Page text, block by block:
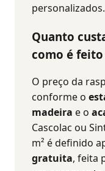
personalizados.
Quanto
como é
O preço da
conforme o
madeira e o
Cascolac ou
m² é definido
gratuita, feita